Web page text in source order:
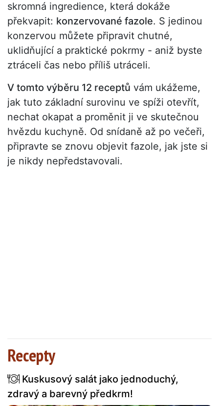
skromná ingredience, která dokáže
překvapit: konzervované fazole. S jedinou
konzervou můžete připravit chutné,
uklidňující a praktické pokrmy - aniž byste
ztráceli čas nebo příliš utráceli.
V tomto výběru 12 receptů vám ukážeme,
jak tuto základní surovinu ve spíži otevřít,
nechat okapat a proměnit ji ve skutečnou
hvězdu kuchyně. Od snídaně až po večeři,
připravte se znovu objevit fazole, jak jste si
je nikdy nepředstavovali.
Recepty
Kuskusový salát jako jednoduchý,
zdravý a barevný předkrm!